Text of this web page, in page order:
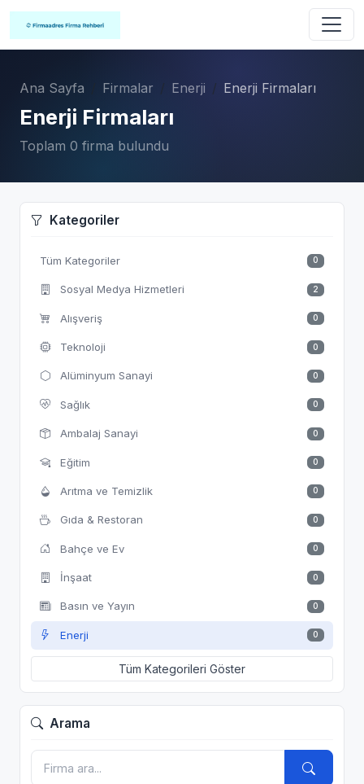
Ana Sayfa Firmalar Enerji Enerji Firmaları
Enerji Firmaları
Toplam 0 firma bulundu
Kategoriler
Tüm Kategoriler 0
Sosyal Medya Hizmetleri 2
Alışveriş 0
Teknoloji 0
Alüminyum Sanayi 0
Sağlık 0
Ambalaj Sanayi 0
Eğitim 0
Arıtma ve Temizlik 0
Gıda & Restoran 0
Bahçe ve Ev 0
İnşaat 0
Basın ve Yayın 0
Enerji 0
Tüm Kategorileri Göster
Arama